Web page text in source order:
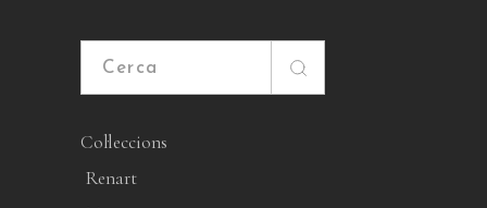
Cerca
Col·leccions
Renart